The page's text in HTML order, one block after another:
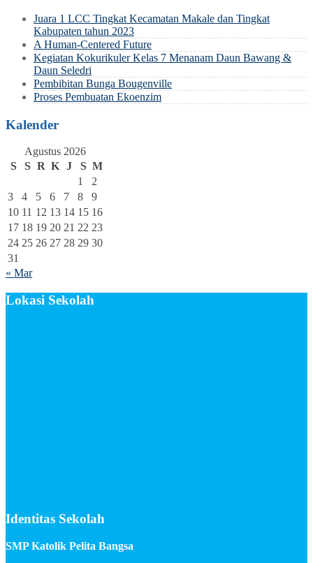
Juara 1 LCC Tingkat Kecamatan Makale dan Tingkat
Kabupaten tahun 2023
A Human-Centered Future
Kegiatan Kokurikuler Kelas 7 Menanam Daun Bawang &
Daun Seledri
Pembibitan Bunga Bougenville
Proses Pembuatan Ekoenzim
Kalender
Agustus 2026
S
S R K J S M
1
2
3
4 5 6 7 8
9
10 11 12 13 14 15 16
17 18 19 20 21 22 23
24 25 26 27 28 29 30
31
« Mar
Lokasi Sekolah
Identitas Sekolah
SMP Katolik Pelita Bangsa